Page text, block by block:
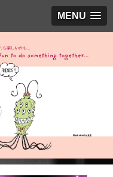
MENU